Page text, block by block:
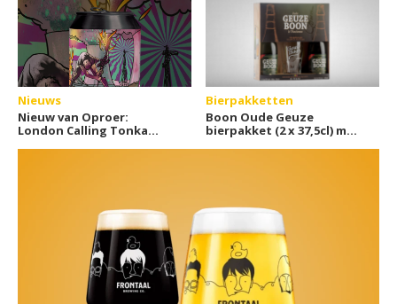
Nieuws
Nieuw van Oproer:
London Calling Tonka
Bierpakketten
Boon Oude Geuze
bierpakket (2 x 37,5cl) met